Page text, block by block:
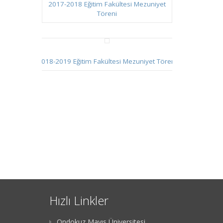
2017-2018 Eğitim Fakültesi Mezuniyet
Töreni
2018-2019 Eğitim Fakültesi Mezuniyet Töreni
Hızlı Linkler